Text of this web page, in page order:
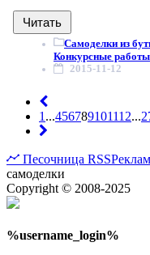
Читать
Самоделки из
Конкурсные работы
2015-11-12
1 ...456789101112...
Песочница RSS
самоделки
Copyright © 2008-2025
%username_login%